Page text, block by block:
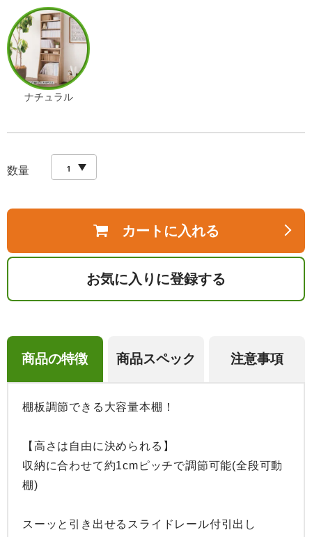
ナチュラル
数量
カートに入れる
お気に入りに登録する
商品の特徴 商品スペック 注意事項
棚板調節できる大容量本棚！
【高さは自由に決められる】
収納に合わせて約1cmピッチで調節可能(全段可動
棚)
スーッと引き出せるスライドレール付引出し